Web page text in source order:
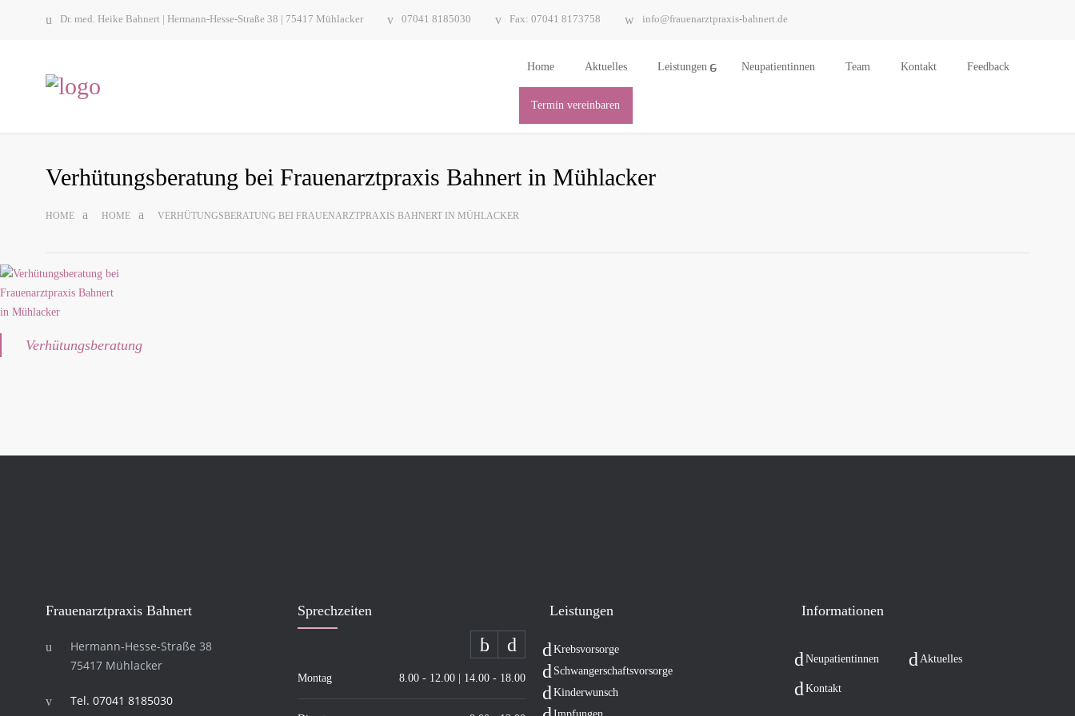
Dr. med. Heike Bahnert | Hermann-Hesse-Straße 38 | 75417 Mühlacker 07041 8185030 Fax: 07041 8173758 info@frauenarztpraxis-bahnert.de
Home Aktu­el­les Leis­tun­gen Neu­pa­ti­en­tin­nen Team Kon­takt Feed­back
Ter­min vereinbaren
Ver­hü­tungs­be­ra­tung bei Frau­en­arzt­pra­xis Bah­nert in Mühlacker
HOME HOME VER­HÜ­TUNGS­BE­RA­TUNG BEI FRAU­EN­ARZT­PRA­XIS BAH­NERT IN MÜHLACKER
Ver­hü­tungs­be­ra­tung
Frau­en­arzt­pra­xis Bahnert
Hermann-Hesse-Straße 38
75417 Mühlacker
Tel. 07041 8185030
Sprech­zei­ten
Montag 8.00 - 12.00 | 14.00 - 18.00
Leis­tun­gen
Krebs­vor­sor­ge
Schwan­ger­schafts­vor­sor­ge
Kin­der­wunsch
Infor­ma­tio­nen
Neu­pa­ti­en­tin­nen Aktu­el­les
Kon­takt